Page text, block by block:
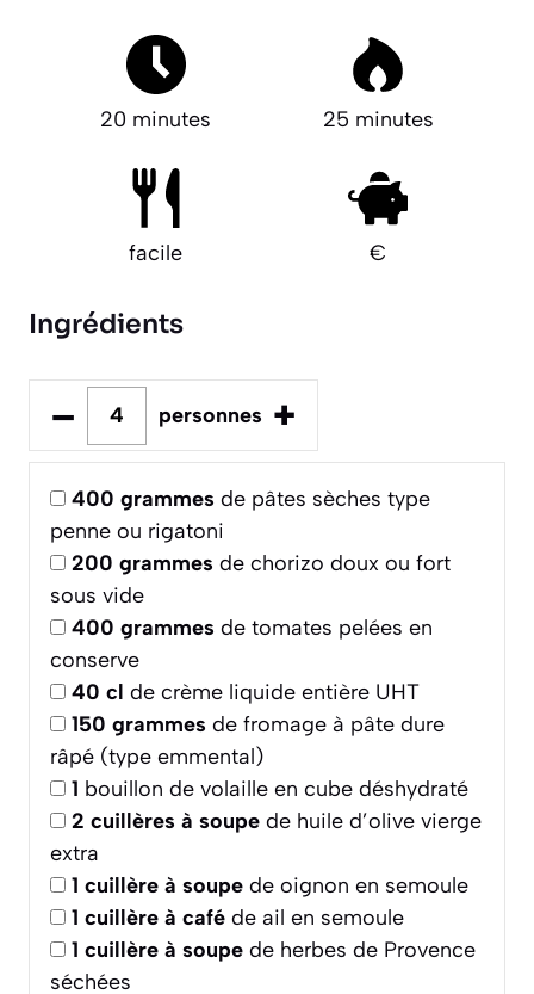
20 minutes 25 minutes
facile €
Ingrédients
– personnes +
400 grammes de pâtes sèches type
penne ou rigatoni
200 grammes de chorizo doux ou fort
sous vide
400 grammes de tomates pelées en
conserve
40 cl de crème liquide entière UHT
150 grammes de fromage à pâte dure
râpé (type emmental)
1 bouillon de volaille en cube déshydraté
2 cuillères à soupe de huile d’olive vierge
extra
1 cuillère à soupe de oignon en semoule
1 cuillère à café de ail en semoule
1 cuillère à soupe de herbes de Provence
séchées